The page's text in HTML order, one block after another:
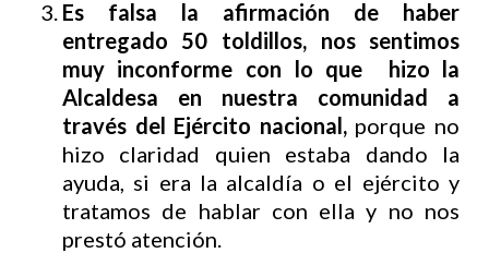
Es falsa la afirmación de haber
entregado 50 toldillos, nos sentimos
muy inconforme con lo que hizo la
Alcaldesa en nuestra comunidad a
través del Ejército nacional,porque no
hizo claridad quien estaba dando la
ayuda, si era la alcaldía o el ejército y
tratamos de hablar con ella y no nos
prestó atención.